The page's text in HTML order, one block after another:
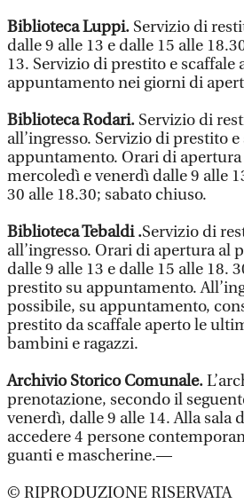
Biblioteca Luppi. Servizio di
dalle 9 alle 13 e dalle 15 alle
13. Servizio di prestito e scaffale
appuntamento nei giorni di
Biblioteca Rodari. Servizio di
all’ingresso. Servizio di prestito
appuntamento. Orari di
mercoledì e venerdì dalle 9 alle
30 alle 18.30; sabato chiuso.
Biblioteca Tebaldi .Servizio di
all’ingresso. Orari di apertura al
dalle 9 alle 13 e dalle 15 alle 18.
prestito su appuntamento.
possibile, su appuntamento,
prestito da scaffale aperto le
bambini e ragazzi.
Archivio Storico Comunale.
prenotazione, secondo il
venerdì, dalle 9 alle 14. Alla sala
accedere 4 persone
guanti e mascherine.—
© RIPRODUZIONE RISERVATA